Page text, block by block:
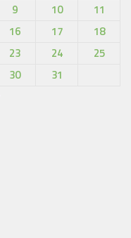
9 10
11
16 17
18
23 24
25
30
31